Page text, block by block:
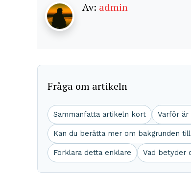
Av: admin
Fråga om artikeln
Sammanfatta artikeln kort Varför
Kan du berätta mer om bakgrunden
Förklara detta enklare Vad betyder